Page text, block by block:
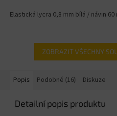
Elastická lycra 0,8 mm bílá / návin
ZOBRAZIT VŠECHNY
Popis Podobné (16) Diskuze
Detailní popis produktu